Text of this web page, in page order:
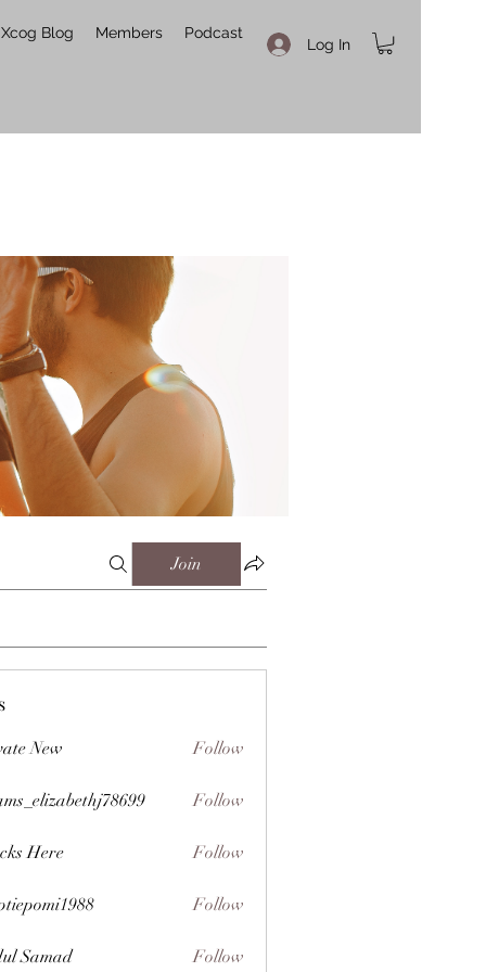
Xcog Blog Members Podcast
Log In
Join
New Follow
Follow
Here Follow
Follow
Samad Follow